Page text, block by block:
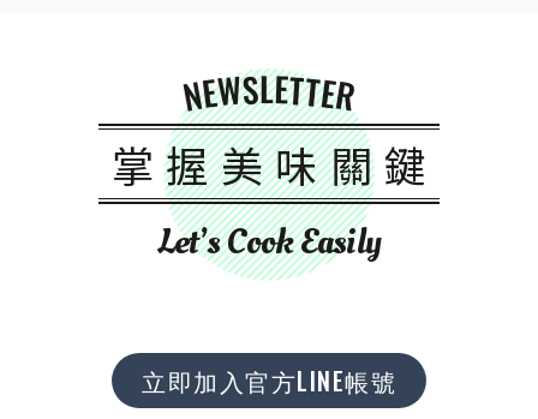
NEWSLETTER
掌握美味關鍵
Let’s Cook Easily
立即加入官方LINE帳號